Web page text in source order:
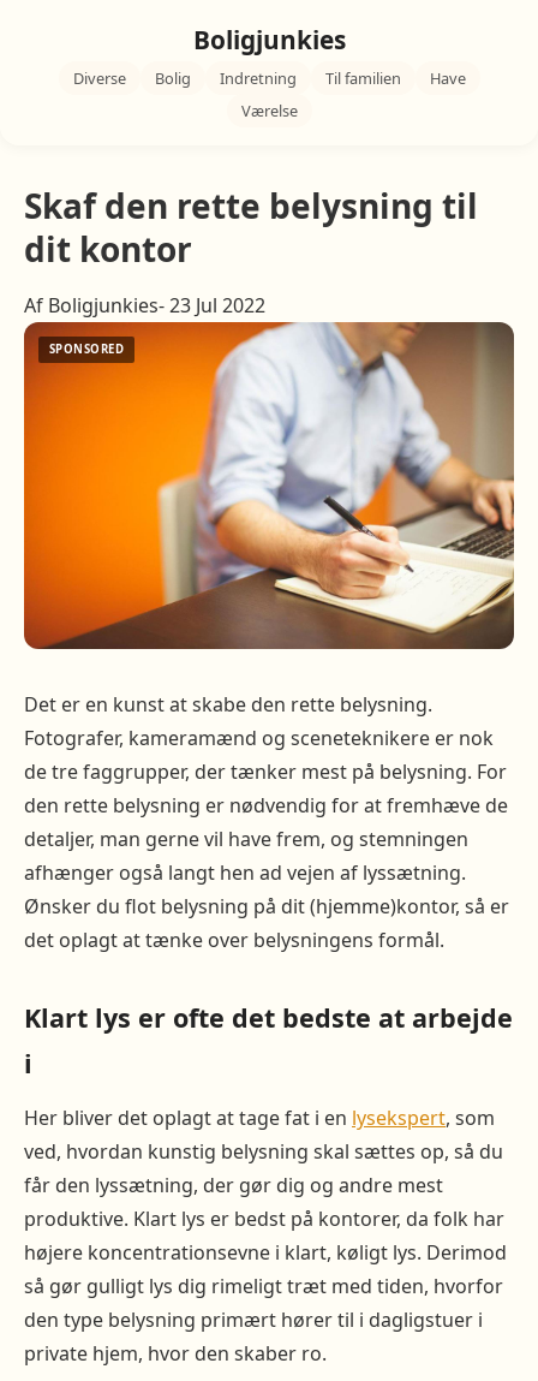
Boligjunkies
Diverse Bolig Indretning Til familien
Have
Værelse
Skaf den rette belysning til
dit kontor
Af Boligjunkies- 23 Jul 2022
Det er en kunst at skabe den rette belysning.
Fotografer, kameramænd og sceneteknikere er nok
de tre faggrupper, der tænker mest på belysning. For
den rette belysning er nødvendig for at fremhæve de
detaljer, man gerne vil have frem, og stemningen
afhænger også langt hen ad vejen af lyssætning.
Ønsker du flot belysning på dit (hjemme)kontor, så er
det oplagt at tænke over belysningens formål.
Klart lys er ofte det bedste at arbejde
i
Her bliver det oplagt at tage fat i en lysekspert, som
ved, hvordan kunstig belysning skal sættes op, så du
får den lyssætning, der gør dig og andre mest
produktive. Klart lys er bedst på kontorer, da folk har
højere koncentrationsevne i klart, køligt lys. Derimod
så gør gulligt lys dig rimeligt træt med tiden, hvorfor
den type belysning primært hører til i dagligstuer i
private hjem, hvor den skaber ro.